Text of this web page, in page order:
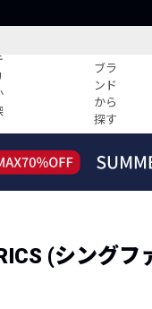
ブラ
ンド
から
探す
すべての記事
ーデ紹介
HOTなコーデ
(シングフ